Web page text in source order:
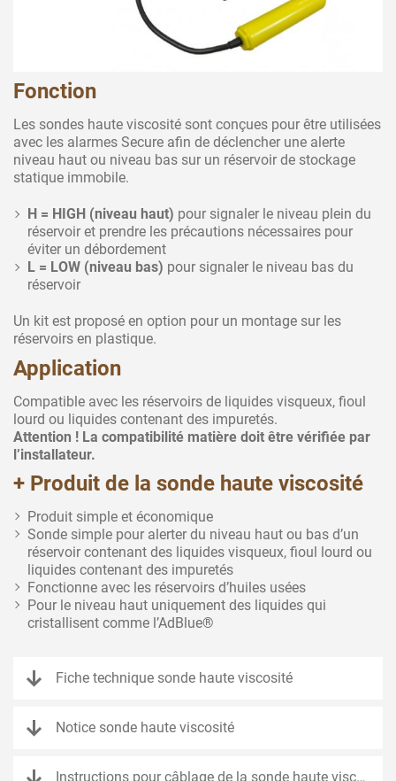
Fonction
Les sondes haute viscosité sont conçues pour être utilisées
avec les alarmes Secure afin de déclencher une alerte
niveau haut ou niveau bas sur un réservoir de stockage
statique immobile.
H = HIGH (niveau haut) pour signaler le niveau plein du
réservoir et prendre les précautions nécessaires pour
éviter un débordement
L = LOW (niveau bas) pour signaler le niveau bas du
réservoir
Un kit est proposé en option pour un montage sur les
réservoirs en plastique.
Application
Compatible avec les réservoirs de liquides visqueux, fioul
lourd ou liquides contenant des impuretés.
Attention ! La compatibilité matière doit être vérifiée par
l’installateur.
+ Produit de la sonde haute viscosité
Produit simple et économique
Sonde simple pour alerter du niveau haut ou bas d’un
réservoir contenant des liquides visqueux, fioul lourd ou
liquides contenant des impuretés
Fonctionne avec les réservoirs d’huiles usées
Pour le niveau haut uniquement des liquides qui
cristallisent comme l’AdBlue®
Fiche technique sonde haute viscosité
Notice sonde haute viscosité
Instructions pour câblage de la sonde haute viscosité